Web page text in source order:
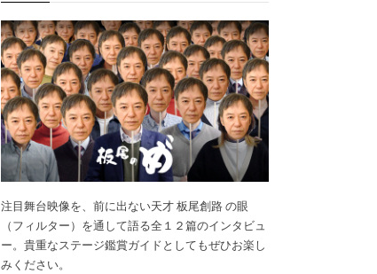
注目舞台映像を、前に出ない天才 板尾創路 の眼
（フィルター）を通して語る全１２篇のインタビュ
ー。貴重なステージ鑑賞ガイドとしてもぜひお楽し
みください。